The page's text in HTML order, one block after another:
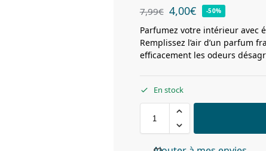
7,99€ 4,00€ -50%
Parfumez votre intérieur avec
Remplissez l’air d’un parfum
efficacement les odeurs
En stock